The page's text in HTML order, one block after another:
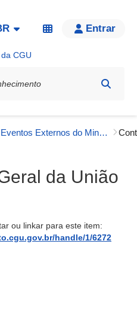
Entrar
CGU
Eventos Externos do Ministro
da União
ou linkar para este item:
handle/1/6272